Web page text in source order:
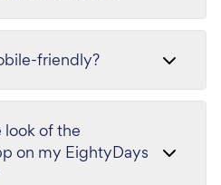
friendly?
look of the
on my EightyDays